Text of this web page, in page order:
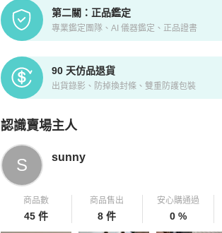
第二關：正品鑑定
專業鑑定團隊、AI 儀器鑑定、正品證書
90 天仿品退貨
出貨錄影、防掉換封條、雙重防護包裝
認識賣場主人
PopChill 拍拍圈嚴選賣家
S sunny
商品數
45 件
商品售出
8 件
安心購通過
0 %